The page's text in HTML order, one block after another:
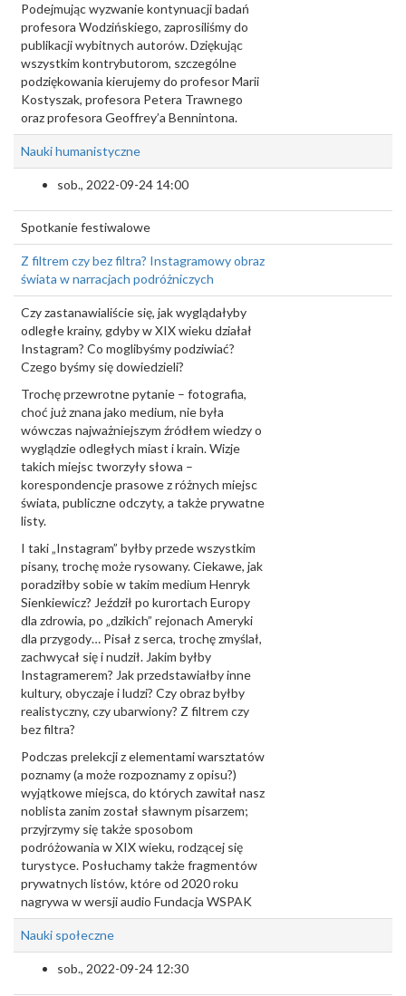
Podejmując wyzwanie kontynuacji badań
profesora Wodzińskiego, zaprosiliśmy do
publikacji wybitnych autorów. Dziękując
wszystkim kontrybutorom, szczególne
podziękowania kierujemy do profesor Marii
Kostyszak, profesora Petera Trawnego
oraz profesora Geoffrey’a Bennintona.
Nauki humanistyczne
sob., 2022-09-24 14:00
Spotkanie festiwalowe
Z filtrem czy bez filtra? Instagramowy obraz
świata w narracjach podróżniczych
Czy zastanawialiście się, jak wyglądałyby
odległe krainy, gdyby w XIX wieku działał
Instagram? Co moglibyśmy podziwiać?
Czego byśmy się dowiedzieli?
Trochę przewrotne pytanie – fotografia,
choć już znana jako medium, nie była
wówczas najważniejszym źródłem wiedzy o
wyglądzie odległych miast i krain. Wizje
takich miejsc tworzyły słowa –
korespondencje prasowe z różnych miejsc
świata, publiczne odczyty, a także prywatne
listy.
I taki „Instagram” byłby przede wszystkim
pisany, trochę może rysowany. Ciekawe, jak
poradziłby sobie w takim medium Henryk
Sienkiewicz? Jeździł po kurortach Europy
dla zdrowia, po „dzikich” rejonach Ameryki
dla przygody… Pisał z serca, trochę zmyślał,
zachwycał się i nudził. Jakim byłby
Instagramerem? Jak przedstawiałby inne
kultury, obyczaje i ludzi? Czy obraz byłby
realistyczny, czy ubarwiony? Z filtrem czy
bez filtra?
Podczas prelekcji z elementami warsztatów
poznamy (a może rozpoznamy z opisu?)
wyjątkowe miejsca, do których zawitał nasz
noblista zanim został sławnym pisarzem;
przyjrzymy się także sposobom
podróżowania w XIX wieku, rodzącej się
turystyce. Posłuchamy także fragmentów
prywatnych listów, które od 2020 roku
nagrywa w wersji audio Fundacja WSPAK
Nauki społeczne
sob., 2022-09-24 12:30